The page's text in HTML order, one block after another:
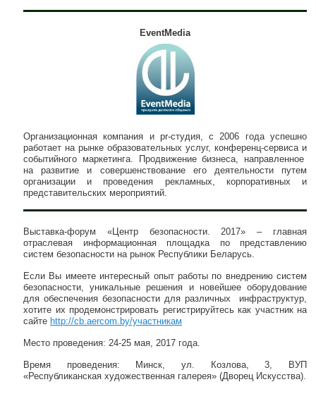
EventMedia
Организационная компания и pr-студия, с 2006 года успешно
работает на рынке образовательных услуг, конференц-сервиса и
событийного маркетинга. Продвижение бизнеса, направленное
на развитие и совершенствование его деятельности путем
организации и проведения рекламных, корпоративных и
представительских мероприятий.
Выставка-форум «Центр безопасности. 2017» – главная
отраслевая информационная площадка по представлению
систем безопасности на рынок Республики Беларусь.
Если Вы имеете интересный опыт работы по внедрению систем
безопасности, уникальные решения и новейшее оборудование
для обеспечения безопасности для различных инфраструктур,
хотите их продемонстрировать регистрируйтесь как участник на
сайте http://cb.aercom.by/участникам
Место проведения: 24-25 мая, 2017 года.
Время проведения: Минск, ул. Козлова, 3, ВУП
«Республиканская художественная галерея» (Дворец Искусства).